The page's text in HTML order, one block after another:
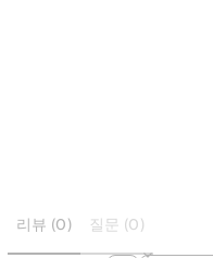
리뷰 (0) 질문 (0)